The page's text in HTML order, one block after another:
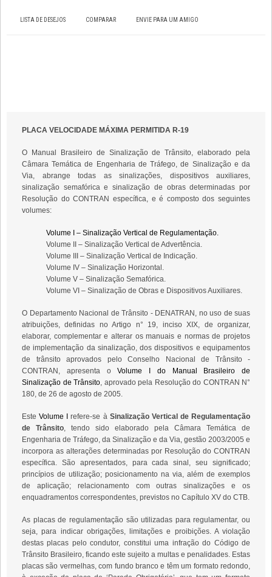
LISTA DE DESEJOS COMPARAR ENVIE PARA UM AMIGO
PLACA VELOCIDADE MÁXIMA PERMITIDA R-19
O Manual Brasileiro de Sinalização de Trânsito, elaborado pela
Câmara Temática de Engenharia de Tráfego, de Sinalização e da
Via, abrange todas as sinalizações, dispositivos auxiliares,
sinalização semafórica e sinalização de obras determinadas por
Resolução do CONTRAN específica, e é composto dos seguintes
volumes:
Volume I – Sinalização Vertical de Regulamentação.
Volume II – Sinalização Vertical de Advertência.
Volume III – Sinalização Vertical de Indicação.
Volume IV – Sinalização Horizontal.
Volume V – Sinalização Semafórica.
Volume VI – Sinalização de Obras e Dispositivos Auxiliares.
O Departamento Nacional de Trânsito - DENATRAN, no uso de suas
atribuições, definidas no Artigo n° 19, inciso XIX, de organizar,
elaborar, complementar e alterar os manuais e normas de projetos
de implementação da sinalização, dos dispositivos e equipamentos
de trânsito aprovados pelo Conselho Nacional de Trânsito -
CONTRAN, apresenta oVolume I do Manual Brasileiro de
Sinalização de Trânsito, aprovado pela Resolução do CONTRAN N°
180, de 26 de agosto de 2005.
EsteVolume I refere-se à Sinalização Vertical de Regulamentação
de Trânsito, tendo sido elaborado pela Câmara Temática de
Engenharia de Tráfego, da Sinalização e da Via, gestão 2003/2005 e
incorpora as alterações determinadas por Resolução do CONTRAN
específica. São apresentados, para cada sinal, seu significado;
princípios de utilização; posicionamento na via, além de exemplos
de aplicação; relacionamento com outras sinalizações e os
enquadramentos correspondentes, previstos no Capítulo XV do CTB.
As placas de regulamentação são utilizadas para regulamentar, ou
seja, para indicar obrigações, limitações e proibições. A violação
destas placas pelo condutor, constitui uma infração do Código de
Trânsito Brasileiro, ficando este sujeito a multas e penalidades. Estas
placas são vermelhas, com fundo branco e têm um formato redondo,